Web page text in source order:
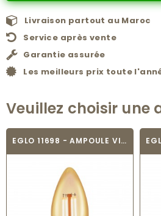
Livraison partout au Maroc
Service après vente
Garantie assurée
Les meilleurs prix toute
Veuillez choisir une
EGLO 11698 - AMPOULE VINTAGE LED - LED_E14